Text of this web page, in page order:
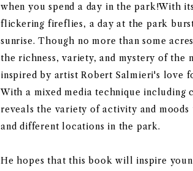
when you spend a day in the park!With
flickering fireflies, a day at the park
sunrise. Though no more than some
the richness, variety, and mystery of
inspired by artist Robert Salmieri's love
With a mixed media technique including
reveals the variety of activity and
and different locations in the park.
He hopes that this book will inspire